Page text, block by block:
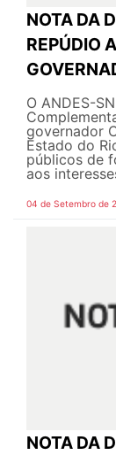
NOTA DA
REPÚDIO
O ANDES-
governador
Estado do
públicos de
aos
04 de Setembro de
NOTA DA